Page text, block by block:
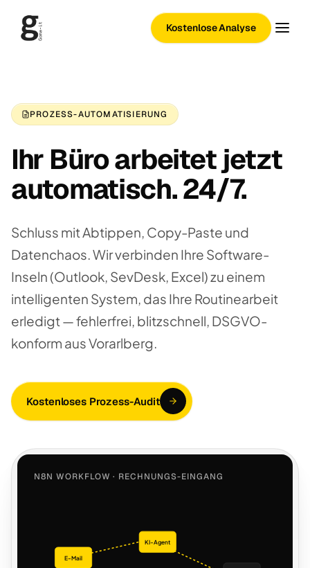
Kostenlose Analyse
PROZESS-AUTOMATISIERUNG
Ihr Büro arbeitet jetzt
automatisch. 24/7.
Schluss mit Abtippen, Copy-Paste und
Datenchaos. Wir verbinden Ihre Software-
Inseln (Outlook, SevDesk, Excel) zu einem
intelligenten System, das Ihre Routinearbeit
erledigt — fehlerfrei, blitzschnell, DSGVO-
konform aus Vorarlberg.
Kostenloses Prozess-Audit
N8N WORKFLOW · RECHNUNGS-EINGANG
E-Mail
KI-Agent